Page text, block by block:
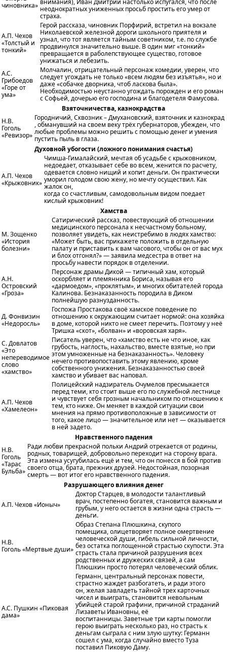
чиновника» внимания), Иван Дмитрии настолько испугался, что после
неоднократных униженных просьб простить его умер от
страха.
А.П. Чехов
«Толстый и
тонкий»
Герой рассказа, чиновник Порфирий, встретил на вокзале
Николаевской железной дороги школьного приятеля и
узнал, что тот является тайным советником, т.е. по службе
продвинулся значительно выше. В один миг «тонкий»
превращается в раболепствующее существо, готовое
унижаться и лебезить.
А.С.
Грибоедов
«Горе от
ума»
Молчалин, отрицательный персонаж комедии, уверен, что
следует угождать не только «всем людям без изъятья», но и
даже «собачке дворника, чтоб ласкова была».
Необходимостью неустанно угождать порожден и его роман
с Софьей, дочерью его господина и благодетеля Фамусова.
Взяточничества, казнокрадства
Н.В.
Гоголь
«Ревизор»
Городничий, Сквозник – Дмухановский, взяточник и казнокрад
, обманувший на своем веку трёх губернаторов, убежден, что
любые проблемы можно решить с помощью денег и умения
пустить пыль в глаза.
Духовной убогости (ложного понимания счастья)
А.П. Чехов
«Крыжовник»
Чимша-Гималайский, мечтая об усадьбе с крыжовником,
недоедает, отказывает себе во всем, женится по расчету,
одевается словно нищий и копит деньги. Он практически
уморил голодом свою жену, но мечту осуществил. Как
жалок он,
когда со счастливым, самодовольным видом поедает
кислый крыжовник!
Хамства
М. Зощенко
«История
болезни»
Сатирический рассказ, повествующий об отношении
медицинского персонала к несчастному больному,
позволяет увидеть, как неистребимо в людях хамство:
«Может быть, вас прикажете положить в отдельную
палату и приставить к вам часового, чтобы он от вас мух
и блох отгонял?» — заявила медсестра в ответ на
просьбу навести порядок в отделении.
А.Н.
Островский
«Гроза»
Персонаж драмы Дикой — типичный хам, который
оскорбляет и племянника Бориса, называя его
«дармоедом», «проклятым», и многих обитателей города
Калинова. Безнаказанность породила в Диком
полнейшую разнузданность.
Д. Фонвизин
«Недоросль»
Госпожа Простакова своё хамское поведение по
отношению к окружающим считает нормой: она хозяйка
в доме, которой никто не смеет перечить. Поэтому у неё
Тришка «скот», «болван» и «воровская харя».
С. Довлатов
«Это
непереводимое
слово
«хамство»
Писатель уверен, что «хамство есть не что иное, как
грубость, наглость, нахальство, вместе взятые, но при
этом умноженные на безнаказанность». Человеку
нечего противопоставить этому явлению, кроме
собственного унижения. Безнаказанностью своей
хамство и убивает вас наповал.
А.П. Чехов
«Хамелеон»
Полицейский надзиратель Очумелов пресмыкается
перед теми, кто стоит выше его по служебной лестнице
и чувствует себя грозным начальником по отношению к
тем, кто ниже. Он меняет в каждой ситуации свои
мнения на прямо противоположные в зависимости от
того, какое лицо — значительное или нет — оказывается
в ней задето.
Нравственного падения
Н.В.
Гоголь
«Тарас
Бульба»
Ради любви прекрасной польки Андрий отрекается от родины,
родных, товарищей, добровольно переходит на сторону врага.
Эта измена усугубилась ещё и тем, что он понесся в бой против
своего отца, брата, прежних друзей. Недостойная, позорная
смерть — вот итог его нравственного падения.
Разрушающего влияния денег
А.П. Чехов «Ионыч»
Доктор Старцев, в молодости талантливый
врач, постепенно богатея, становится важным и
грубым, у него остается в жизни одна страсть —
деньги.
Н.В.
Гоголь «Мертвые души»
Образ Степана Плюшкина, скупого
помещика, олицетворяет полное омертвение
человеческой души, гибель сильной личности,
без остатка поглощенной страстью скупости. Эта
страсть стала причиной разрушения всех
родственных и дружеских связей, а сам
Плюшкин просто потерял человеческий облик.
А.С. Пушкин «Пиковая
дама»
Германн, центральный персонаж повести,
страстно жаждет разбогатеть, и ради этого
он, желая завладеть тайной трех карточных
чисел и выиграть, становится невольным
убийцей старой графини, причиной страданий
Лизаветы Ивановны, её
воспитанницы. Заветные три карты помогли
герою выиграть несколько раз, но страсть к
деньгам сыграла с ним злую шутку: Германн
сошел с ума, когда случайно вместо Туза
поставил Пиковую Даму.